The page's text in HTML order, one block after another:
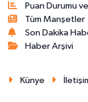
Puan Durumu
Tüm Manşetler
Son Dakika
Haber Arşivi
Künye